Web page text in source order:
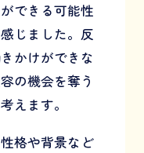
できる可能性
じました。反
かけができな
の機会を奪う
えます。
格や背景など